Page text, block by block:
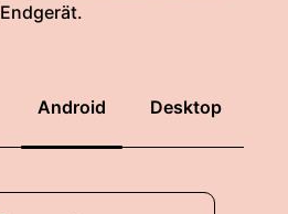
Endgerät.
Android Desktop